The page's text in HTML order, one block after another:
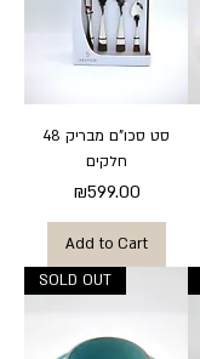
סט סכו"ם מבריק 48
חלקים
Price
₪599.00
Add to Cart
SOLD OUT